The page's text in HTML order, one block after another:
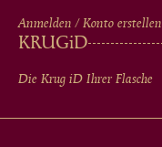
Anmelden / Konto erstellen
KRUGiD
Die Krug iD Ihrer Flasche